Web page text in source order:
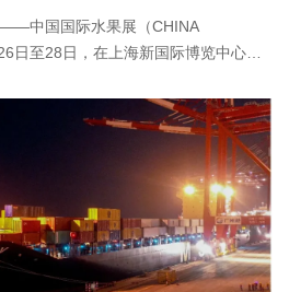
中国国际水果展（CHINA
日至28日，在上海新国际博览中心隆